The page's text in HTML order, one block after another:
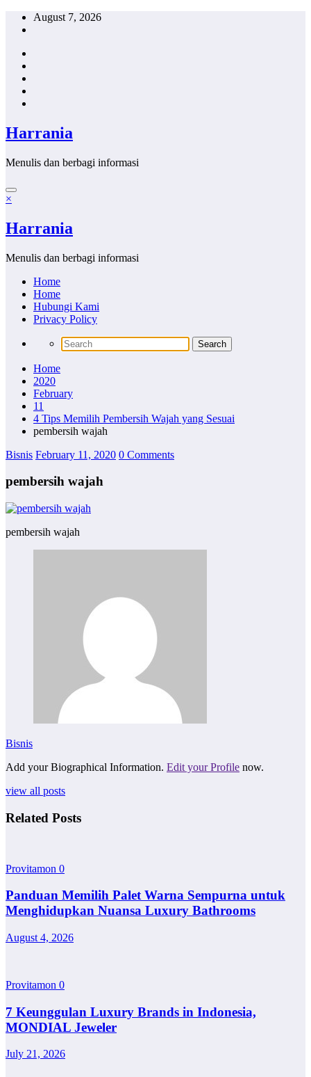
Skip
August 7, 2026
Harrania
Menulis dan berbagi informasi
×
Harrania
Menulis dan berbagi informasi
Home
Home
Hubungi Kami
Privacy Policy
Home
2020
February
11
4 Tips Memilih Pembersih Wajah yang Sesuai
pembersih wajah
Bisnis February 11, 2020 0 Comments
pembersih wajah
pembersih wajah
Bisnis
Add your Biographical Information. Edit your Profile now.
view all posts
Related Posts
Provitamon 0
Panduan Memilih Palet Warna Sempurna untuk
Menghidupkan Nuansa Luxury Bathrooms
August 4, 2026
Provitamon 0
7 Keunggulan Luxury Brands in Indonesia,
MONDIAL Jeweler
July 21, 2026